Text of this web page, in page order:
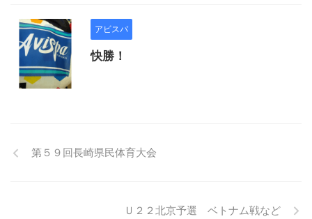
アビスパ
快勝！
第５９回長崎県民体育大会
Ｕ２２北京予選 ベトナム戦など